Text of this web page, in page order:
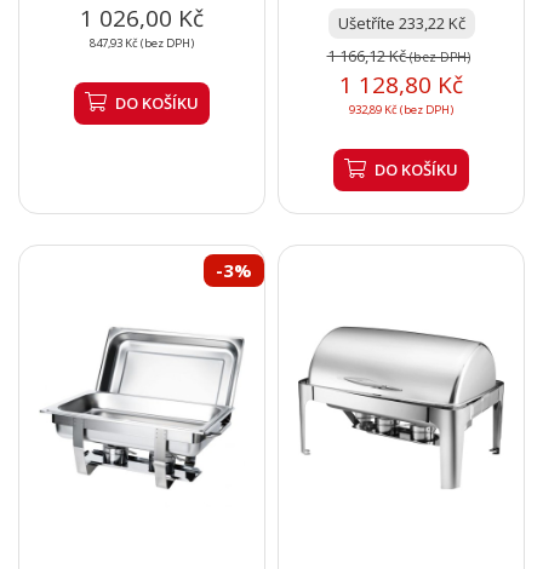
1 026,00 Kč
847,93 Kč (bez DPH)
DO KOŠÍKU
Ušetříte 233,22 Kč
1 166,12 Kč(bez DPH)
1 128,80 Kč
932,89 Kč (bez DPH)
DO KOŠÍKU
-3%